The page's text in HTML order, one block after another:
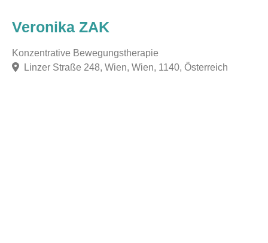
Veronika ZAK
Konzentrative Bewegungstherapie
Linzer Straße 248, Wien, Wien, 1140, Österreich